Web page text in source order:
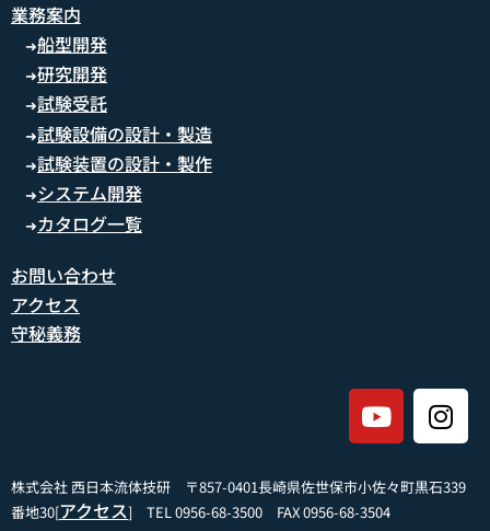
業務案内
➜船型開発
➜研究開発
➜試験受託
➜試験設備の設計・製造
➜試験装置の設計・製作
➜システム開発
➜カタログ一覧
お問い合わせ
アクセス
守秘義務
株式会社 西日本流体技研 〒857-0401長崎県佐世保市小佐々町黒石339
番地30[アクセス] TEL 0956-68-3500 FAX 0956-68-3504